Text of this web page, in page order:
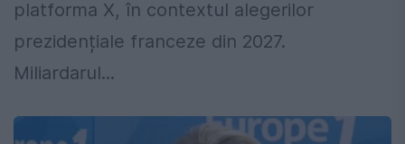
platforma X, în contextul alegerilor
prezidențiale franceze din 2027.
Miliardarul...